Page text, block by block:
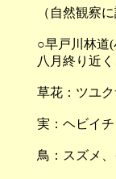
（自然観察
○早戸川林道
八月終り近
草花：ツユ
実：ヘビイ
鳥：スズメ